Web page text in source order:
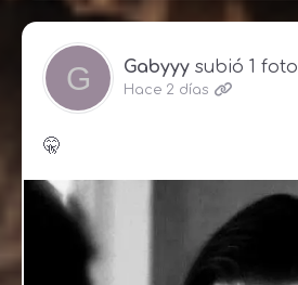
Gabyyy subió 1 foto
Hace 2 días
🤫